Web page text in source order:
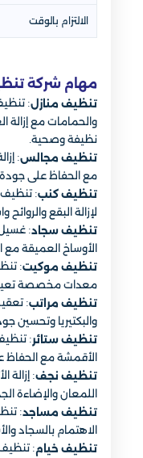
الالتزام بالوقت
مهام شركة
تنظيف منازل:
والحمامات مع إزالة
نظيفة وصحية.
تنظيف مجالس:
مع الحفاظ على جودة
تنظيف كنب: تنظيف
لإزالة البقع
تنظيف سجاد:
الأوساخ العميقة مع
تنظيف موكيت:
معدات مخصصة تعيد
تنظيف مراتب:
والبكتيريا وتحسين
تنظيف ستائر:
الأقمشة مع الحفاظ
تنظيف نجف: إزالة
اللمعان والإضاءة
تنظيف مساجد:
الاهتمام بالسجاد
تنظيف خيام: تنظيف